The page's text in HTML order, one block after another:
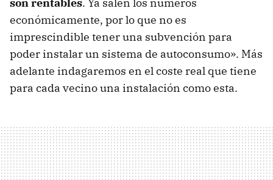
económicamente, por lo que no es
imprescindible tener una subvención para
poder instalar un sistema de autoconsumo». Más
adelante indagaremos en el coste real que tiene
para cada vecino una instalación como esta.